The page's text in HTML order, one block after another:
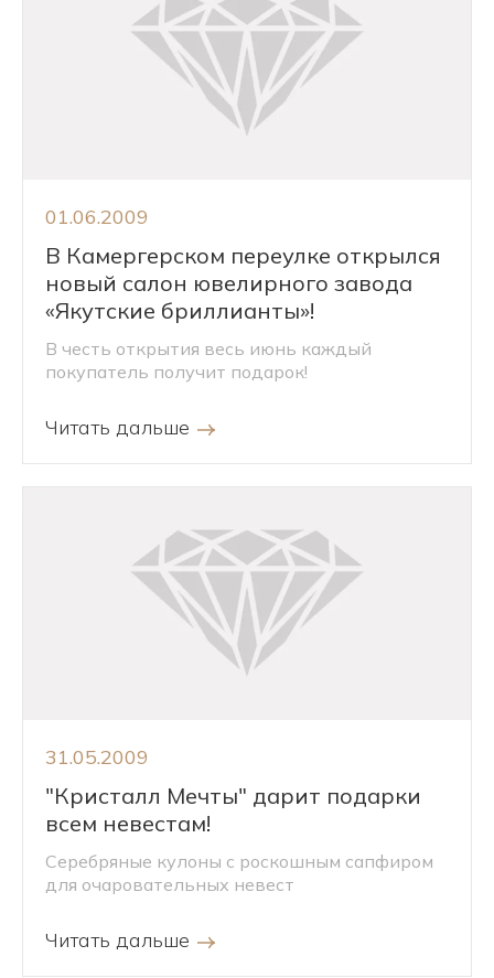
01.06.2009
В Камергерском переулке открылся
новый салон ювелирного завода
«Якутские бриллианты»!
В честь открытия весь июнь каждый
покупатель получит подарок!
Читать дальше
31.05.2009
"Кристалл Мечты" дарит подарки
всем невестам!
Серебряные кулоны с роскошным сапфиром
для очаровательных невест
Читать дальше